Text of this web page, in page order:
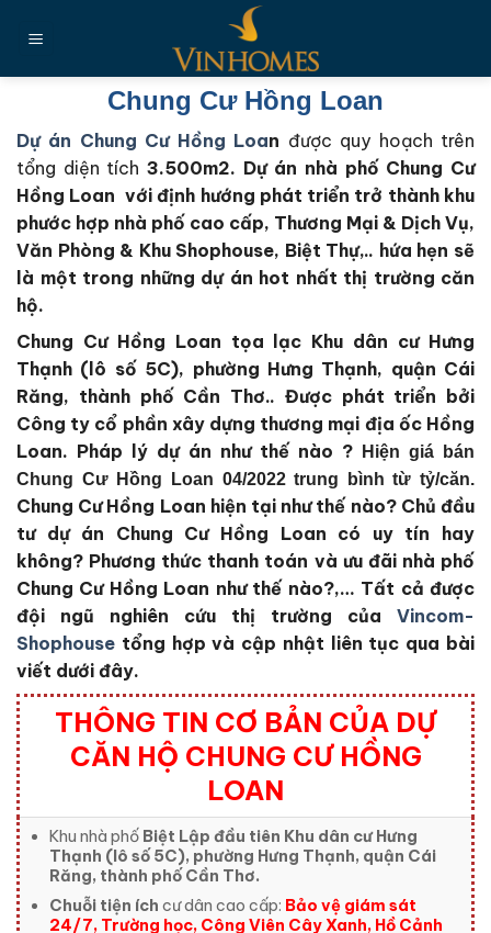
đến
Chung Cư Hồng Loan
Dự án Chung Cư Hồng Loan được quy hoạch trên
tổng diện tích 3.500m2. Dự án nhà phố Chung Cư
Hồng Loan với định hướng phát triển trở thành khu
phước hợp nhà phố cao cấp, Thương Mại & Dịch Vụ,
Văn Phòng & Khu Shophouse, Biệt Thự,.. hứa hẹn sẽ
là một trong những dự án hot nhất thị trường căn
hộ.
Chung Cư Hồng Loan tọa lạc Khu dân cư Hưng
Thạnh (lô số 5C), phường Hưng Thạnh, quận Cái
Răng, thành phố Cần Thơ.. Được phát triển bởi
Công ty cổ phần xây dựng thương mại địa ốc Hồng
Loan. Pháp lý dự án như thế nào ?
Hiện giá bán
Chung Cư Hồng Loan 04/2022 trung bình từ tỷ/căn.
Chung Cư Hồng Loan hiện tại như thế nào? Chủ đầu
tư dự án Chung Cư Hồng Loan có uy tín hay
không? Phương thức thanh toán và ưu đãi nhà phố
Chung Cư Hồng Loan như thế nào?,… Tất cả được
đội ngũ nghiên cứu thị trường của Vincom-
Shophouse tổng hợp và cập nhật liên tục qua bài
viết dưới đây.
THÔNG TIN CƠ BẢN CỦA DỰ
CĂN HỘ CHUNG CƯ HỒNG
LOAN
Khu nhà phố Biệt Lập đầu tiên Khu dân cư Hưng
Thạnh (lô số 5C), phường Hưng Thạnh, quận Cái
Răng, thành phố Cần Thơ.
Chuỗi tiện ích cư dân cao cấp: Bảo vệ giám sát
24/7, Trường học, Công Viên Cây Xanh, Hồ Cảnh